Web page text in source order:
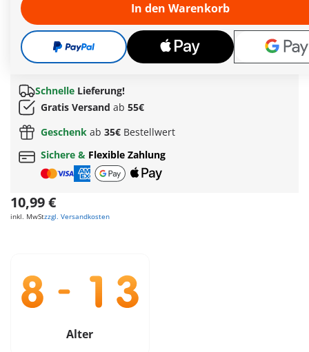
- Spiele für Kinder: Memo, Mau Mau, Schwarzer Peter
- Spiele für Familien: Schätzmeister!, Rommé
- Spiele für Kenner: Solitaire, Königreich der Karten
- Spiele für Partys: Mogeln, Einundzwanzig, Kartenraten…
Weitere Informationen
Schnelle Lieferung!
Gratis Versand ab 55€
Geschenk ab 35€ Bestellwert
Sichere & Flexible Zahlung
10,99 €
inkl. MwStzzgl. Versandkosten
In den Warenkorb
Alter